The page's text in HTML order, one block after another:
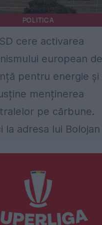
POLITICA
cere activarea
european
pentru energie și
menținerea
pe cărbune.
la adresa lui Bolojan